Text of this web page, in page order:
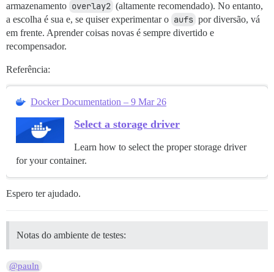
armazenamento overlay2 (altamente recomendado). No entanto,
a escolha é sua e, se quiser experimentar o aufs por diversão, vá
em frente. Aprender coisas novas é sempre divertido e
recompensador.
Referência:
Docker Documentation – 9 Mar 26
Select a storage driver
Learn how to select the proper storage driver
for your container.
Espero ter ajudado.
Notas do ambiente de testes:
@pauln